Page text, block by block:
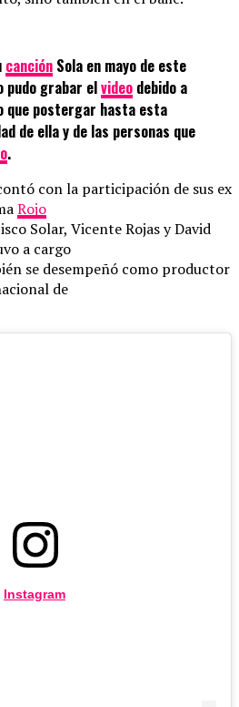
canción Sola en mayo de este
pudo grabar elvideo debido a
que postergar hasta esta
de ella y de las personas que
.
con la participación de sus ex
Rojo
Solar, Vicente Rojas y David
a cargo
se desempeñó como productor
de
Instagram